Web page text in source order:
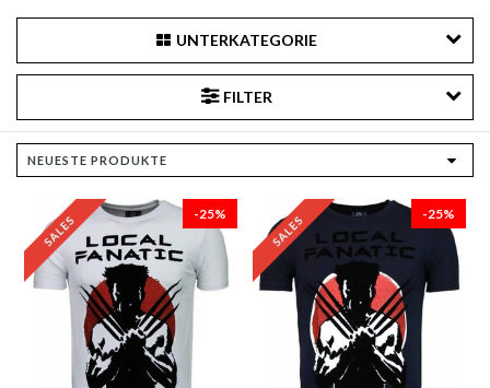
UNTERKATEGORIE
FILTER
-25% -25%